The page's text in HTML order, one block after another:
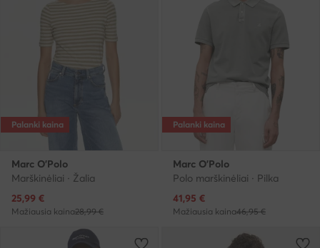
Palanki kaina
Marc O'Polo
Marškinėliai · Žalia
Dabartinė kaina
25,99 €
Mažiausia kaina28,99 €
Palanki kaina
Marc O'Polo
Polo marškinėliai · Pilka
Dabartinė kaina
41,95 €
Mažiausia kaina46,95 €